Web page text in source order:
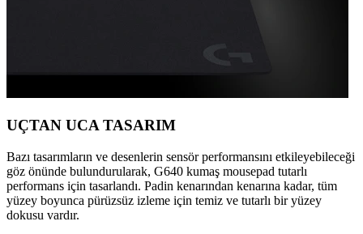
UÇTAN UCA TASARIM
Bazı tasarımların ve desenlerin sensör performansını etkileyebileceği
göz önünde bulundurularak, G640 kumaş mousepad tutarlı
performans için tasarlandı. Padin kenarından kenarına kadar, tüm
yüzey boyunca pürüzsüz izleme için temiz ve tutarlı bir yüzey
dokusu vardır.